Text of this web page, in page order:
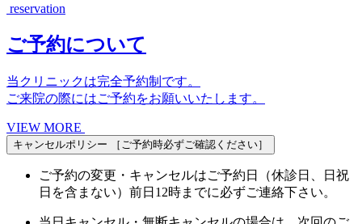
reservation
ご予約について
当クリニックは完全予約制です。
ご来院の際にはご予約をお願いいたします。
VIEW MORE
キャンセルポリシー ［ご予約時必ずご確認ください］
ご予約の変更・キャンセルはご予約日（休診日、日祝
日を含まない）前日12時までに必ずご連絡下さい。